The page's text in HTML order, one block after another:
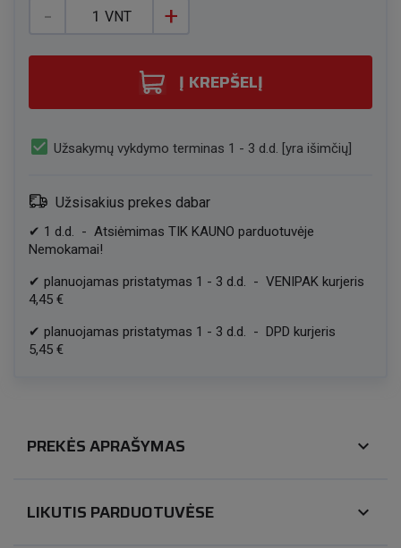
- +
VNT
Į KREPŠELĮ
check_box Užsakymų vykdymo terminas 1 - 3 d.d. [yra išimčių]
Užsisakius prekes dabar
✔ 1 d.d. - Atsiėmimas TIK KAUNO parduotuvėje
Nemokamai!
✔ planuojamas pristatymas 1 - 3 d.d. - VENIPAK kurjeris
4,45 €
✔ planuojamas pristatymas 1 - 3 d.d. - DPD kurjeris
5,45 €
PREKĖS APRAŠYMAS expand_more
LIKUTIS PARDUOTUVĖSE expand_more